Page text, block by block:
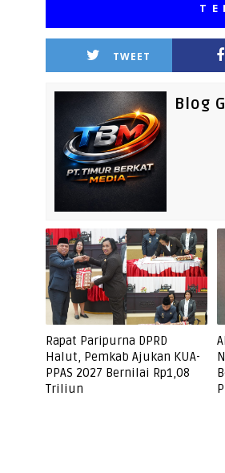
TERIMA
TWEET
Blog
Rapat Paripurna DPRD
Halut, Pemkab Ajukan KUA-
PPAS 2027 Bernilai Rp1,08
Triliun